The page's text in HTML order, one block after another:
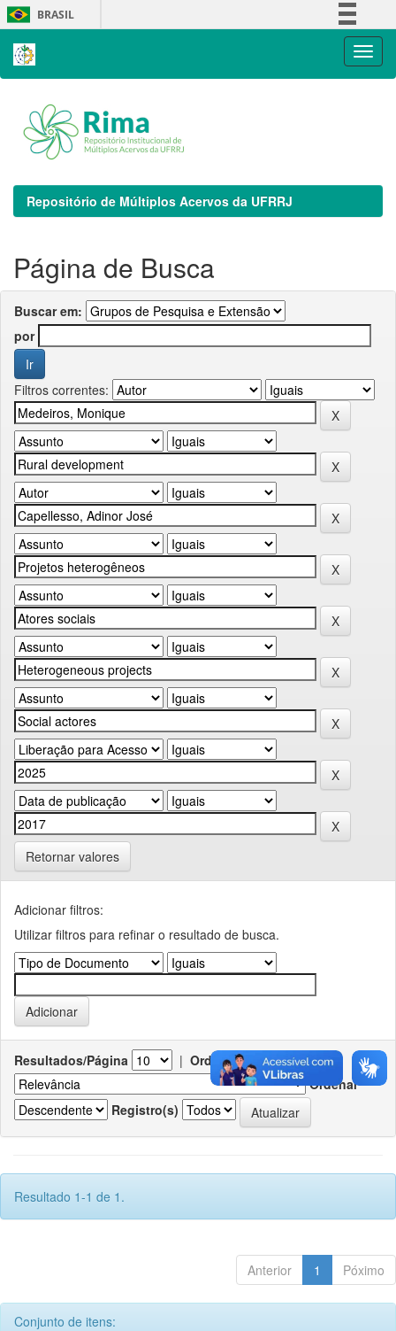
Skip
navigation
BRASIL
Repositório de Múltiplos Acervos da UFRRJ
Página de Busca
Buscar em:
por
Filtros correntes:
Retornar valores
Adicionar filtros:
Utilizar filtros para refinar o resultado de busca.
Resultados/Página | Ordenar registros por
Ordenar
Registro(s)
Resultado 1-1 de 1.
Anterior 1 Póximo
Conjunto de itens: